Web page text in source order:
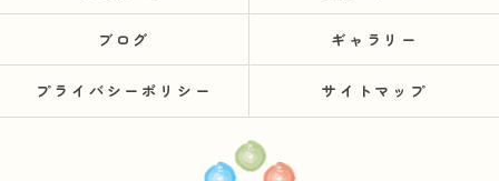
ブログ ギャラリー
プライバシーポリシー サイトマップ